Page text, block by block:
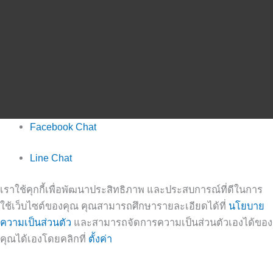
Facebook Chat
Line Chat
เราใช้คุกกี้เพื่อพัฒนาประสิทธิภาพ และประสบการณ์ที่ดีในการ
ใช้เว็บไซต์ของคุณ คุณสามารถศึกษารายละเอียดได้ที่ นโยบาย
ความเป็นส่วนตัว และสามารถจัดการความเป็นส่วนตัวเองได้ของ
คุณได้เองโดยคลิกที่ ตั้งค่า